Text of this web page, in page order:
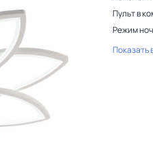
Пульт в
Режим
Показать